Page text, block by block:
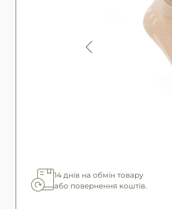
14 днів на обмін товару
або повернення коштів.